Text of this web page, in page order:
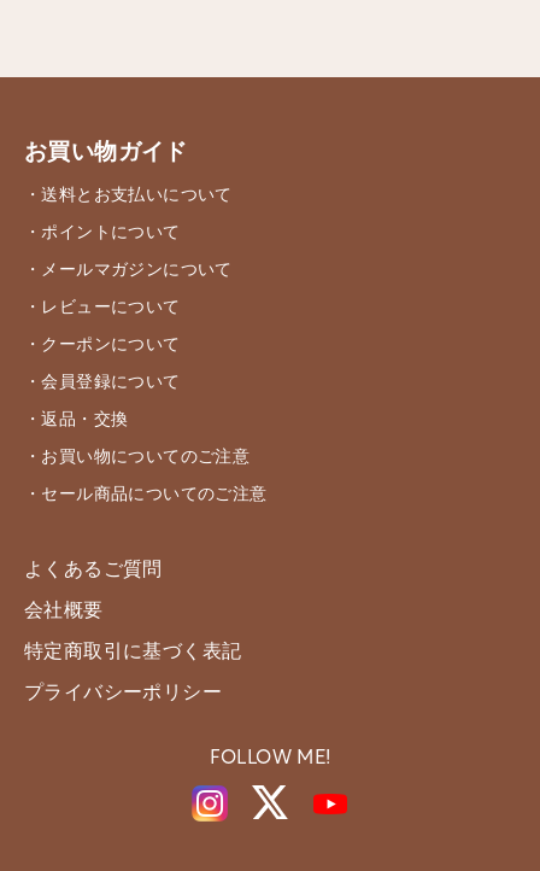
お買い物ガイド
・送料とお支払いについて
・ポイントについて
・メールマガジンについて
・レビューについて
・クーポンについて
・会員登録について
・返品・交換
・お買い物についてのご注意
・セール商品についてのご注意
よくあるご質問
会社概要
特定商取引に基づく表記
プライバシーポリシー
FOLLOW ME!